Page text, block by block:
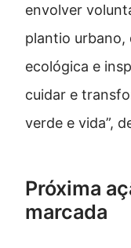
envolver
plantio urbano,
ecológica e
cuidar e
verde e vida”,
Próxima
marcada